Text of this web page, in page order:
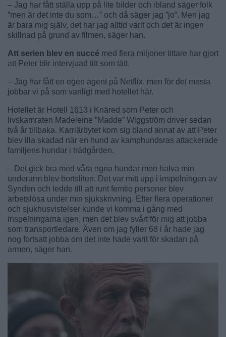
– Jag har fått ställa upp på lite bilder och ibland säger folk
”men är det inte du som…” och då säger jag ”jo”. Men jag
är bara mig själv, det har jag alltid varit och det är ingen
skillnad på grund av filmen, säger han.
Att serien blev en succé med flera miljoner tittare har gjort
att Peter blir intervjuad titt som tätt.
– Jag har fått en egen agent på Netflix, men för det mesta
jobbar vi på som vanligt med hotellet här.
Hotellet är Hotell 1613 i Knäred som Peter och
livskamraten Madeleine ”Madde” Wiggström driver sedan
två år tillbaka. Karriärbytet kom sig bland annat av att Peter
blev illa skadad när en hund av kamphundsras attackerade
familjens hundar i trädgården.
– Det gick bra med våra egna hundar men halva min
underarm blev bortsliten. Det var mitt upp i inspelningen av
Synden och ledde till att runt femtio personer blev
arbetslösa under min sjukskrivning. Efter flera operationer
och sjukhusvistelser kunde vi komma i gång med
inspelningarna igen, men det blev svårt för mig att jobba
som transportledare. Även om jag fyller 68 i år hade jag
nog fortsatt jobba om det inte hade varit för skadan på
armen, säger han.